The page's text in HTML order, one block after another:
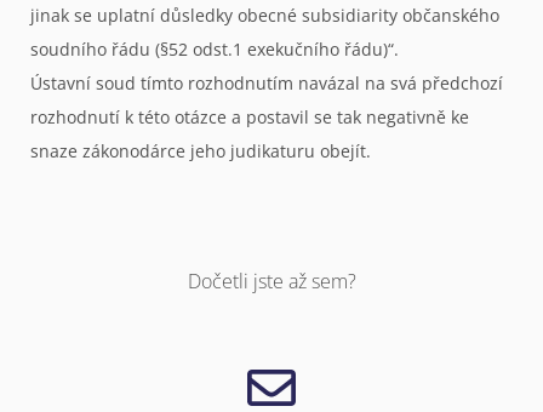
jinak se uplatní důsledky obecné subsidiarity občanského
soudního řádu (§52 odst.1 exekučního řádu)“.
Ústavní soud tímto rozhodnutím navázal na svá předchozí
rozhodnutí k této otázce a postavil se tak negativně ke
snaze zákonodárce jeho judikaturu obejít.
Dočetli jste až sem?